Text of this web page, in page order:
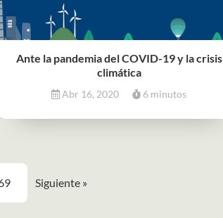
Ante la pandemia del COVID-19 y la crisis
climática
Abr 16, 2020 6 minutos
Siguiente »